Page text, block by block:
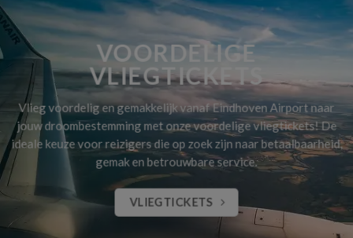
VOORDELIGE
VLIEGTICKETS
Vlieg voordelig en gemakkelijk vanaf Eindhoven Airport naar
jouw droombestemming met onze voordelige vliegtickets! De
ideale keuze voor reizigers die op zoek zijn naar betaalbaarheid,
gemak en betrouwbare service.
VLIEGTICKETS